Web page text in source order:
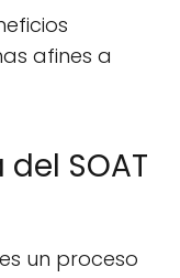
afines a
SOAT
un proceso